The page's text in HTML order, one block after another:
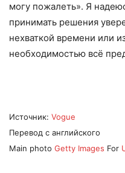
могу пожалеть». Я
принимать решения
нехваткой времени или
необходимостью всё
Источник: Vogue
Перевод с английского
Main photo Getty Images For